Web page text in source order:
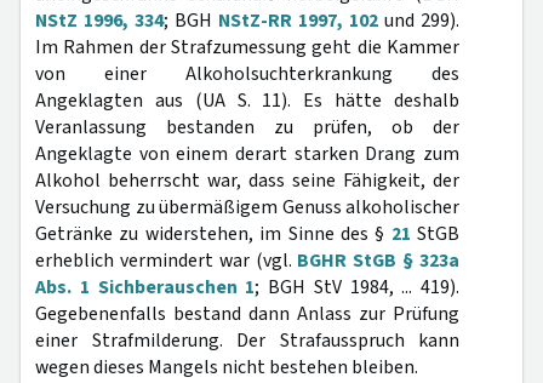
NStZ 1996, 334; BGH NStZ-RR 1997, 102 und 299).
Im Rahmen der Strafzumessung geht die Kammer
von einer Alkoholsuchterkrankung des
Angeklagten aus (UA S. 11). Es hätte deshalb
Veranlassung bestanden zu prüfen, ob der
Angeklagte von einem derart starken Drang zum
Alkohol beherrscht war, dass seine Fähigkeit, der
Versuchung zu übermäßigem Genuss alkoholischer
Getränke zu widerstehen, im Sinne des § 21 StGB
erheblich vermindert war (vgl. BGHR StGB § 323a
Abs. 1 Sichberauschen 1; BGH StV 1984, ... 419).
Gegebenenfalls bestand dann Anlass zur Prüfung
einer Strafmilderung. Der Strafausspruch kann
wegen dieses Mangels nicht bestehen bleiben.